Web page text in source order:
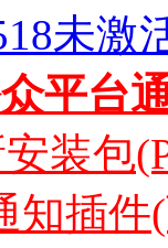
未激
平台
装包
知插件